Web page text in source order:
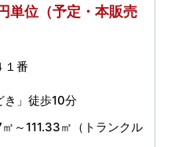
単位（予定・本販売
１番
き」徒歩10分
～111.33㎡（トランクル